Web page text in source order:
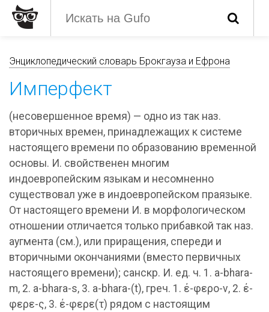
Энциклопедический словарь Брокгауза и Ефрона
Имперфект
(несовершенное время) — одно из так наз.
вторичных времен, принадлежащих к системе
настоящего времени по образованию временной
основы. И. свойственен многим
индоевропейским языкам и несомненно
существовал уже в индоевропейском праязыке.
От настоящего времени И. в морфологическом
отношении отличается только прибавкой так наз.
аугмента (см.), или приращения, спереди и
вторичными окончаниями (вместо первичных
настоящего времени); санскр. И. ед. ч. 1. a-bhara-
m, 2. a-bhara-s, 3. a-bhara-(t), греч. 1. έ-φερο-ν, 2. έ-
φερε-ς, 3. έ-φερε(τ) рядом с настоящим